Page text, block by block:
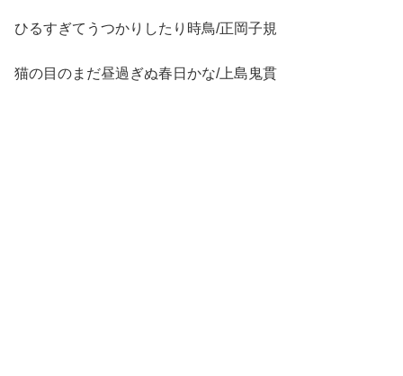
ひるすぎてうつかりしたり時鳥/正岡子規
猫の目のまだ昼過ぎぬ春日かな/上島鬼貫